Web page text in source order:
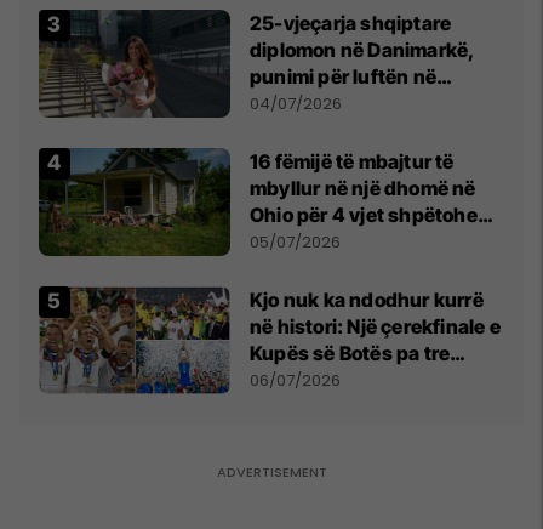
25-vjeçarja shqiptare
diplomon në Danimarkë,
punimi për luftën në
Kosovë vlerësohet me
04/07/2026
16 fëmijë të mbajtur të
mbyllur në një dhomë në
Ohio për 4 vjet shpëtohen -
tani ata i pret një sfidë e
05/07/2026
Kjo nuk ka ndodhur kurrë
në histori: Një çerekfinale e
Kupës së Botës pa tre
vendet legjendare të
06/07/2026